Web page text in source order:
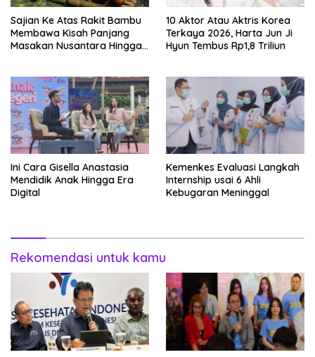
Sajian Ke Atas Rakit Bambu
Membawa Kisah Panjang
Masakan Nusantara Hingga
10 Aktor Atau Aktris Korea
Terkaya 2026, Harta Jun Ji
Hyun Tembus Rp1,8 Triliun
Ini Cara Gisella Anastasia
Mendidik Anak Hingga Era
Digital
Kemenkes Evaluasi Langkah
Internship usai 6 Ahli
Kebugaran Meninggal
Rekomendasi untuk kamu